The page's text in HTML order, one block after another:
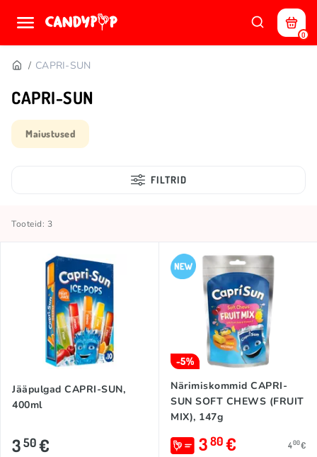
0
CAPRI-SUN
CAPRI-SUN
Maiustused
FILTRID
Tooteid: 3
Jääpulgad CAPRI-SUN,
400ml
350€
-5%
Närimiskommid CAPRI-
SUN SOFT CHEWS (FRUIT
MIX), 147g
380€ 400€